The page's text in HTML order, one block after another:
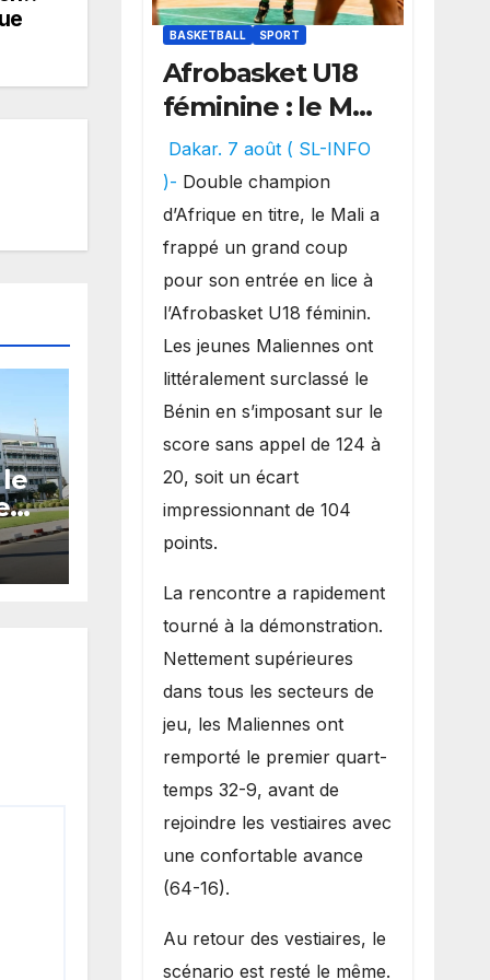
BASKETBALL SPORT
Afrobasket U18
féminine : le Mali
réalise un
véritable festival
offensif et
inflige une
lourde défaite
au Bénin.
Dakar. 7 août ( SL-INFO
)- Double champion
d’Afrique en titre, le Mali a
frappé un grand coup
pour son entrée en lice à
l’Afrobasket U18 féminin.
Les jeunes Maliennes ont
littéralement surclassé le
Bénin en s’imposant sur le
score sans appel de 124 à
20, soit un écart
impressionnant de 104
points.
La rencontre a rapidement
tourné à la démonstration.
Nettement supérieures
dans tous les secteurs de
jeu, les Maliennes ont
remporté le premier quart-
temps 32-9, avant de
rejoindre les vestiaires avec
une confortable avance
(64-16).
Au retour des vestiaires, le
scénario est resté le même.